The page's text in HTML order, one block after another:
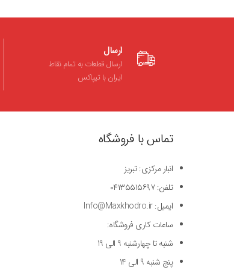
ارسال
ارسال قطعات به تمام نقاط
ایران با تیپاکس
تماس با فروشگاه
انبار مرکزی: تبریز
تلفن: ۰۴۱۳۵۵۱۵۶۹۷
ایمیل: Info@Maxkhodro.ir
ساعات کاری فروشگاه:
شنبه تا چهارشنبه 9 الی 19
پنج شنبه 9 الی 14